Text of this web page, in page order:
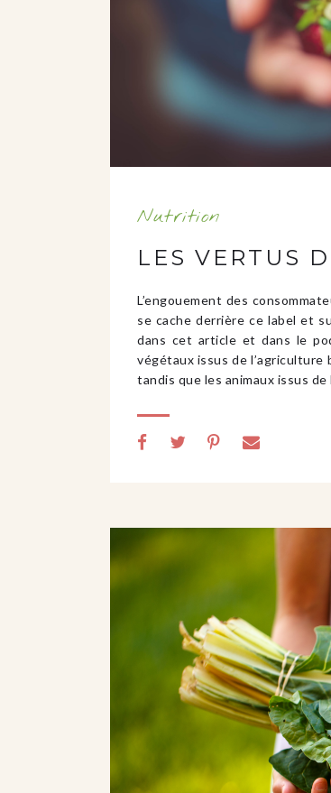
Nutrition
LES VERTUS
L’engouement des
se cache derrière ce label et
dans cet article et dans le
végétaux issus de
tandis que les animaux issus